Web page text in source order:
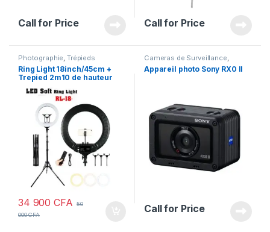
Call for Price Call for Price
Photographie,Trépieds
Ring Light 18inch/45cm +
Trepied 2m10 de hauteur
34 900CFA
50
000CFA
Cameras de Surveillance,
Gadgets,Photographie
Appareil photo Sony RX0 II
Call for Price